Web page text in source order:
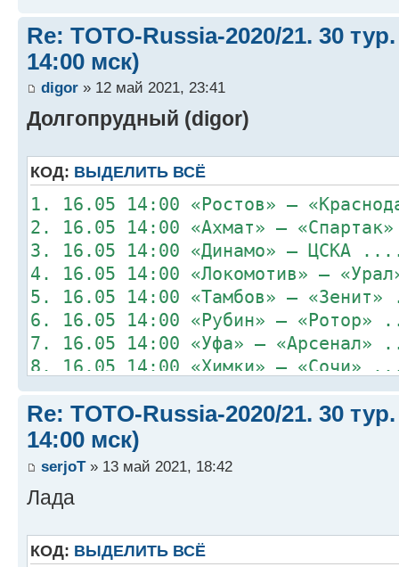
Re: TOTO-Russia-2020/21. 30
14:00 мск)
digor » 12 май 2021, 23:41
Долгопрудный (digor)
КОД: ВЫДЕЛИТЬ ВСЁ
1. 16.05 14:00 «Ростов» –
2. 16.05 14:00 «Ахмат» –
3. 16.05 14:00 «Динамо» –
4. 16.05 14:00 «Локомотив» –
5. 16.05 14:00 «Тамбов» –
6. 16.05 14:00 «Рубин» –
7. 16.05 14:00 «Уфа» –
8. 16.05 14:00 «Химки» –
Re: TOTO-Russia-2020/21. 30
14:00 мск)
serjoT» 13 май 2021, 18:42
Лада
КОД: ВЫДЕЛИТЬ ВСЁ